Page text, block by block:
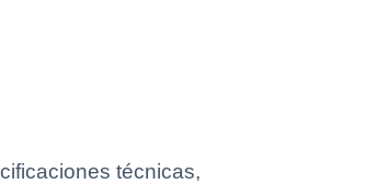
técnicas,